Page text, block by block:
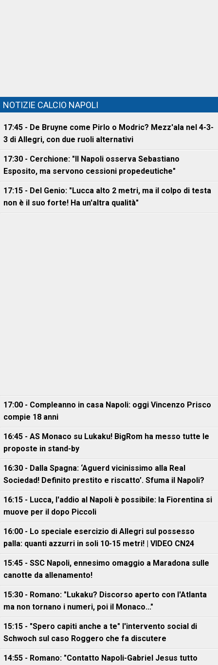
NOTIZIE CALCIO NAPOLI
17:45 - De Bruyne come Pirlo o Modric? Mezz'ala nel 4-3-
3 di Allegri, con due ruoli alternativi
17:30 - Cerchione: "Il Napoli osserva Sebastiano
Esposito, ma servono cessioni propedeutiche"
17:15 - Del Genio: "Lucca alto 2 metri, ma il colpo di testa
non è il suo forte! Ha un'altra qualità"
17:00 - Compleanno in casa Napoli: oggi Vincenzo Prisco
compie 18 anni
16:45 - AS Monaco su Lukaku! BigRom ha messo tutte le
proposte in stand-by
16:30 - Dalla Spagna: ‘Aguerd vicinissimo alla Real
Sociedad! Definito prestito e riscatto’. Sfuma il Napoli?
16:15 - Lucca, l'addio al Napoli è possibile: la Fiorentina si
muove per il dopo Piccoli
16:00 - Lo speciale esercizio di Allegri sul possesso
palla: quanti azzurri in soli 10-15 metri! | VIDEO CN24
15:45 - SSC Napoli, ennesimo omaggio a Maradona sulle
canotte da allenamento!
15:30 - Romano: "Lukaku? Discorso aperto con l'Atlanta
ma non tornano i numeri, poi il Monaco..."
15:15 - "Spero capiti anche a te" l'intervento social di
Schwoch sul caso Roggero che fa discutere
14:55 - Romano: "Contatto Napoli-Gabriel Jesus tutto